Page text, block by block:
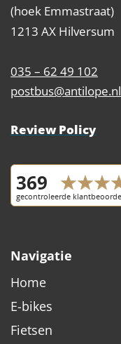
(hoek Emmastraat)
1213 AX Hilversum
035 – 62 49 102
postbus@antilope.nl
Review Policy
Navigatie
Home
E-bikes
Fietsen